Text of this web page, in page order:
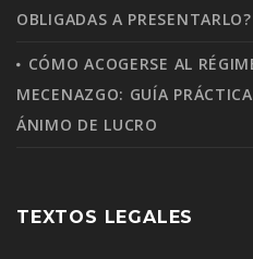
OBLIGADAS A PRESENTARLO?
CÓMO ACOGERSE AL
MECENAZGO: GUÍA
ÁNIMO DE LUCRO
TEXTOS LEGALES